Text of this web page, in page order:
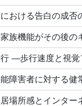
おける告白の成否
族機能がその後の
―歩行速度と視
障害者に対する
居場所感とインター